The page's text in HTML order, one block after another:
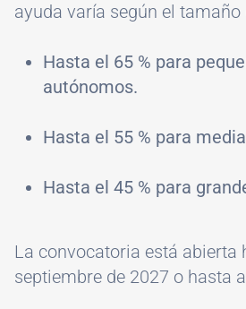
ayuda varía según el tamaño
Hasta el 65 % para
autónomos.
Hasta el 55 % para
Hasta el 45 % para
La convocatoria está abierta
septiembre de 2027 o hasta